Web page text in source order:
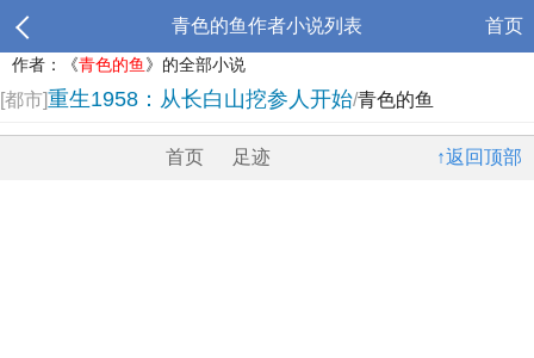
青色的鱼作者小说列表 首页
作者：《青色的鱼》的全部小说
[都市]重生1958：从长白山挖参人开始/青色的鱼
↑返回顶部
首页 足迹